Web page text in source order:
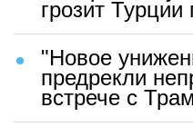
грозит Турции
"Новое
предрекли
встрече с